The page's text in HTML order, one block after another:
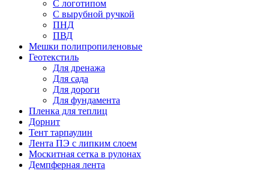
С логотипом
С вырубной ручкой
ПНД
ПВД
Мешки полипропиленовые
Геотекстиль
Для дренажа
Для сада
Для дороги
Для фундамента
Пленка для теплиц
Дорнит
Тент тарпаулин
Лента ПЭ с липким слоем
Москитная сетка в рулонах
Демпферная лента